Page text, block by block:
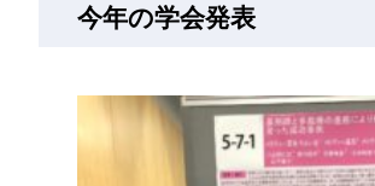
今年の学会発表